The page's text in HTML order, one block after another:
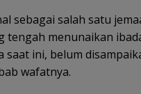
sebagai salah satu
tengah menunaikan
saat ini, belum
wafatnya.